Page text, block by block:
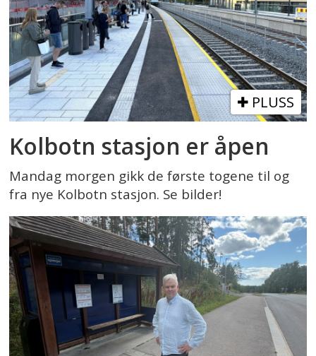
PLUSS
Kolbotn stasjon er åpen
Mandag morgen gikk de første togene til og
fra nye Kolbotn stasjon. Se bilder!